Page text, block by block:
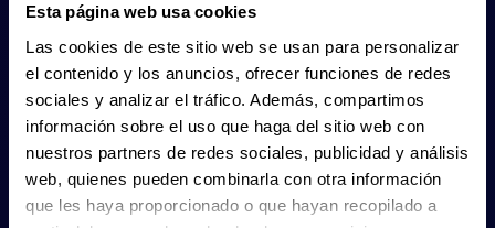
Esta página web usa cookies
Las cookies de este sitio web se usan para personalizar
el contenido y los anuncios, ofrecer funciones de redes
sociales y analizar el tráfico. Además, compartimos
información sobre el uso que haga del sitio web con
nuestros partners de redes sociales, publicidad y análisis
web, quienes pueden combinarla con otra información
que les haya proporcionado o que hayan recopilado a
respectivamente.
Vivíparos:los tiburones vivíparosdan a luz crías
completamente formadas, similares a los
mamíferos. En este caso, el embrión recibe
nutrientes directamente de la madre a través de
una estructura similar a una placenta.El tiburón
toro o el tiburón grisson un buen ejemplo de esta
estrategia reproductiva.